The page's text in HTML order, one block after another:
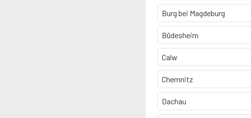
Burg bei Magdeburg
Büdesheim
Calw
Chemnitz
Dachau